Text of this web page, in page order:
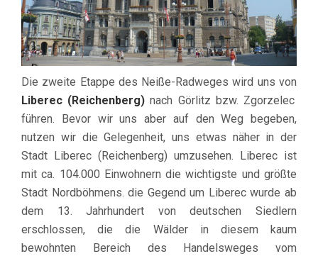
Die zweite Etappe des Neiße-Radweges wird uns von
Liberec (Reichenberg) nach Görlitz bzw. Zgorzelec
führen. Bevor wir uns aber auf den Weg begeben,
nutzen wir die Gelegenheit, uns etwas näher in der
Stadt Liberec (Reichenberg) umzusehen. Liberec ist
mit ca. 104.000 Einwohnern die wichtigste und größte
Stadt Nordböhmens. die Gegend um Liberec wurde ab
dem 13. Jahrhundert von deutschen Siedlern
erschlossen, die die Wälder in diesem kaum
bewohnten Bereich des Handelsweges vom